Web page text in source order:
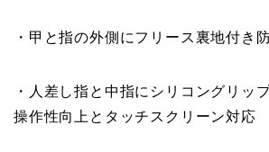
・甲と指の外側にフリース裏地付き
・人差し指と中指にシリコングリッ
操作性向上とタッチスクリーン対応